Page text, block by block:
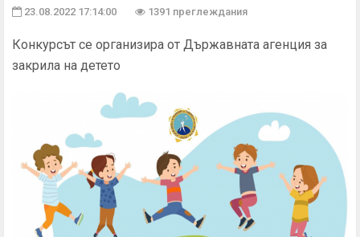
23.08.2022 17:14:00 1391 преглеждания
Конкурсът се организира от Държавната агенция за
закрила на детето